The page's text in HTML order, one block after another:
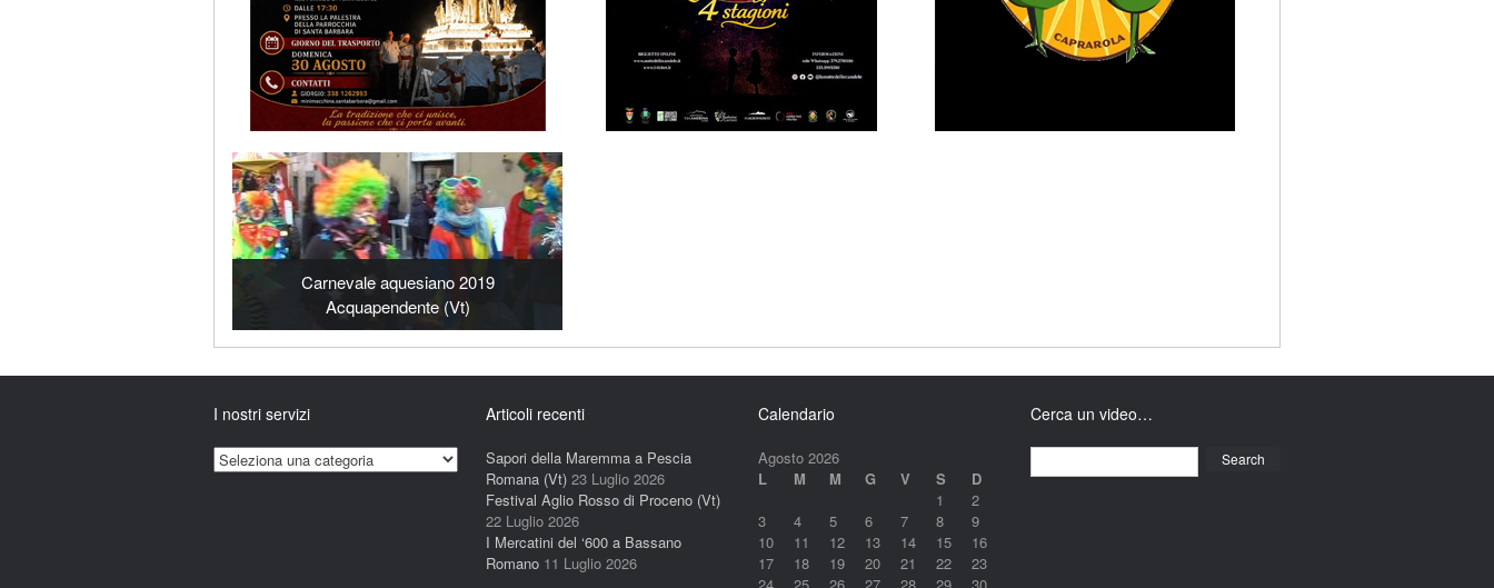
Carnevale aquesiano 2019
Acquapendente (Vt)
I nostri servizi
nostri
Articoli recenti
Sapori della Maremma a Pescia
Romana (Vt) 23 Luglio 2026
Festival Aglio Rosso di Proceno (Vt)
22 Luglio 2026
I Mercatini del ‘600 a Bassano
Romano 11 Luglio 2026
Calendario
Agosto 2026
L
M M G V S
D
1
2
3
4 5 6 7 8
9
10
11 12 13 14 15
16
17
18 19 20 21 22
23
Cerca un video…